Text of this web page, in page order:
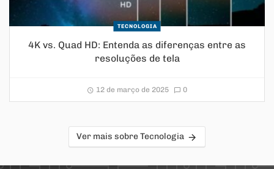
TECNOLOGIA
4K vs. Quad HD: Entenda as diferenças entre as
resoluções de tela
12 de março de 2025 0
Ver mais sobre Tecnologia